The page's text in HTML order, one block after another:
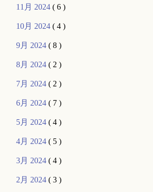
11月 2024( 6 )
10月 2024( 4 )
9月 2024( 8 )
8月 2024( 2 )
7月 2024( 2 )
6月 2024( 7 )
5月 2024( 4 )
4月 2024( 5 )
3月 2024( 4 )
2月 2024( 3 )